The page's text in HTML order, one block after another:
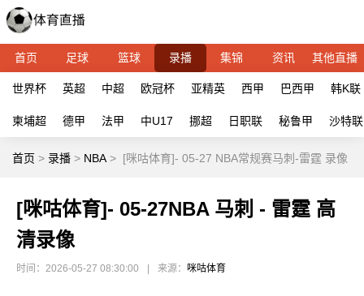
首页 足球 篮球 录播 集锦 资讯 其他直播
世界杯 英超 中超 欧冠杯 亚精英 西甲 巴西甲 韩K联
柬埔超 德甲 法甲 中U17 挪超 日职联 秘鲁甲 沙特联
首页 > 录播 > NBA > [咪咕体育]- 05-27 NBA常规赛马刺-雷霆 录像
[咪咕体育]- 05-27NBA 马刺 - 雷霆 高
清录像
时间：2026-05-27 08:30:00 来源： 咪咕体育